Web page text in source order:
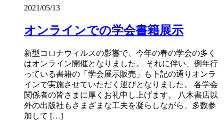
2021/05/13
オンラインでの学会書籍展示
新型コロナウィルスの影響で、今年の春の学会の多く
はオンライン開催となりました。 それに伴い、例年行
っている書籍の「学会展示販売」も下記の通りオンラ
インで実施させていただく運びとなりました。 各学会
関係者の皆さまに厚くお礼申し上げます。 八木書店以
外の出版社もさまざまな工夫を凝らしながら、多数参
加して […]